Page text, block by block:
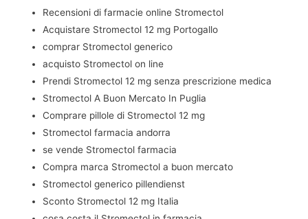
Recensioni di farmacie online Stromectol
Acquistare Stromectol 12 mg Portogallo
comprar Stromectol generico
acquisto Stromectol on line
Prendi Stromectol 12 mg senza prescrizione medica
Stromectol A Buon Mercato In Puglia
Comprare pillole di Stromectol 12 mg
Stromectol farmacia andorra
se vende Stromectol farmacia
Compra marca Stromectol a buon mercato
Stromectol generico pillendienst
Sconto Stromectol 12 mg Italia